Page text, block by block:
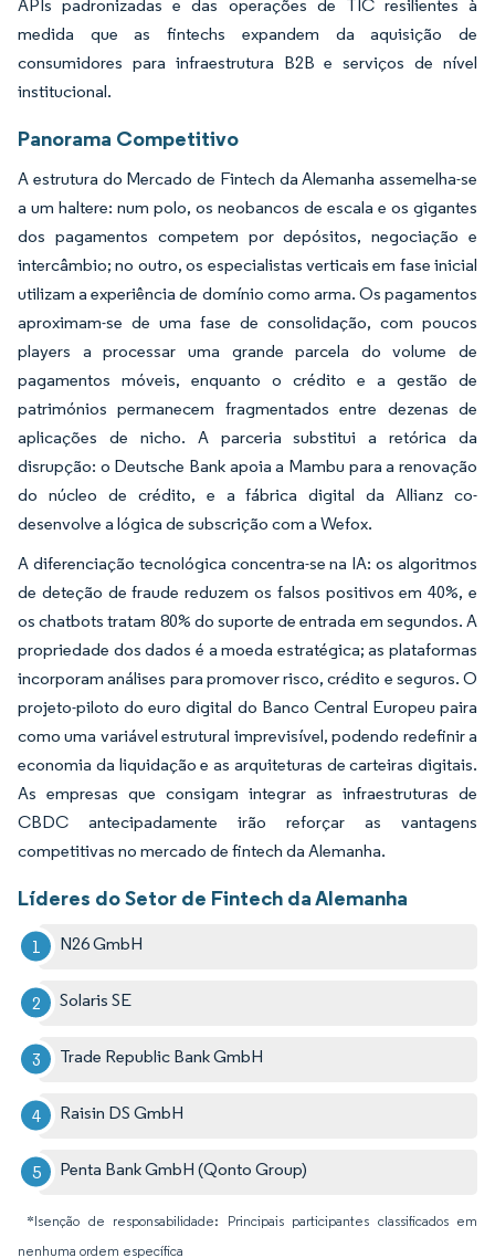
APIs padronizadas e das operações de TIC resilientes à
medida que as fintechs expandem da aquisição de
consumidores para infraestrutura B2B e serviços de nível
institucional.
Panorama Competitivo
A estrutura do Mercado de Fintech da Alemanha assemelha-se
a um haltere: num polo, os neobancos de escala e os gigantes
dos pagamentos competem por depósitos, negociação e
intercâmbio; no outro, os especialistas verticais em fase inicial
utilizam a experiência de domínio como arma. Os pagamentos
aproximam-se de uma fase de consolidação, com poucos
players a processar uma grande parcela do volume de
pagamentos móveis, enquanto o crédito e a gestão de
patrimónios permanecem fragmentados entre dezenas de
aplicações de nicho. A parceria substitui a retórica da
disrupção: o Deutsche Bank apoia a Mambu para a renovação
do núcleo de crédito, e a fábrica digital da Allianz co-
desenvolve a lógica de subscrição com a Wefox.
A diferenciação tecnológica concentra-se na IA: os algoritmos
de deteção de fraude reduzem os falsos positivos em 40%, e
os chatbots tratam 80% do suporte de entrada em segundos. A
propriedade dos dados é a moeda estratégica; as plataformas
incorporam análises para promover risco, crédito e seguros. O
projeto-piloto do euro digital do Banco Central Europeu paira
como uma variável estrutural imprevisível, podendo redefinir a
economia da liquidação e as arquiteturas de carteiras digitais.
As empresas que consigam integrar as infraestruturas de
CBDC antecipadamente irão reforçar as vantagens
competitivas no mercado de fintech da Alemanha.
Líderes do Setor de Fintech da Alemanha
N26 GmbH
Solaris SE
Trade Republic Bank GmbH
Raisin DS GmbH
Penta Bank GmbH (Qonto Group)
*Isenção de responsabilidade: Principais participantes classificados em
nenhuma ordem específica